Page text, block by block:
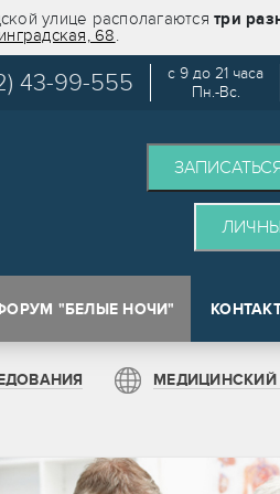
улице располагаются три
68.
43-99-555
с 9 до 21 часа
Пн.-Вс.
"БЕЛЫЕ НОЧИ"
МЕДИЦИНСКИЙ